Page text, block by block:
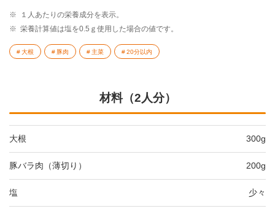
※
１人あたりの栄養成分を表示。
※ 栄養計算値は塩を0.5ｇ使用した場合の値です。
大根 豚肉 主菜 20分以内
材料（2人分）
大根 300g
豚バラ肉（薄切り） 200g
塩 少々